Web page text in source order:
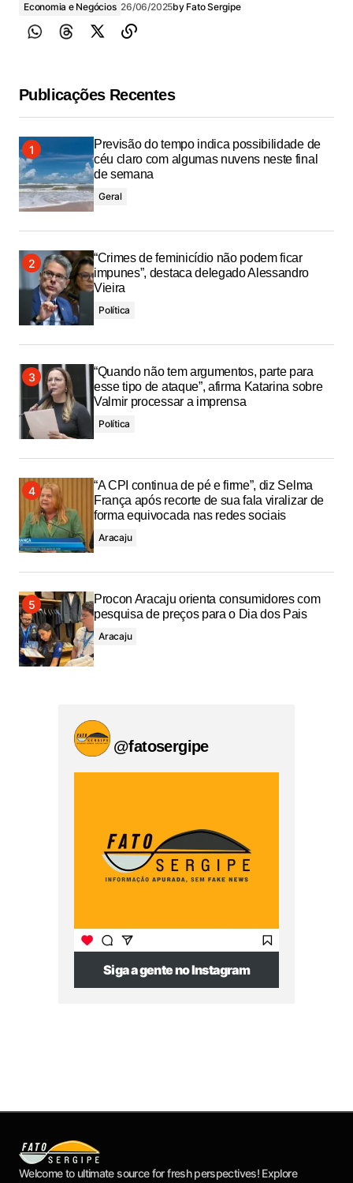
Economia e Negócios 26/06/2025by Fato Sergipe
Publicações Recentes
Previsão do tempo indica possibilidade de
céu claro com algumas nuvens neste final
de semana
Geral
“Crimes de feminicídio não podem ficar
impunes”, destaca delegado Alessandro
Vieira
Política
“Quando não tem argumentos, parte para
esse tipo de ataque”, afirma Katarina sobre
Valmir processar a imprensa
Política
“A CPI continua de pé e firme”, diz Selma
França após recorte de sua fala viralizar de
forma equivocada nas redes sociais
Aracaju
Procon Aracaju orienta consumidores com
pesquisa de preços para o Dia dos Pais
Aracaju
@fatosergipe
Siga a gente no Instagram
Welcome to ultimate source for fresh perspectives! Explore